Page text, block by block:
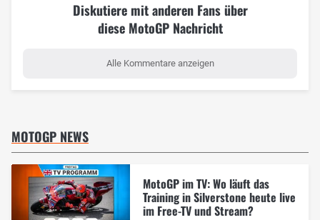
Diskutiere mit anderen Fans über
diese MotoGP Nachricht
Alle Kommentare anzeigen
MOTOGP NEWS
MotoGP im TV: Wo läuft das
Training in Silverstone heute live
im Free-TV und Stream?